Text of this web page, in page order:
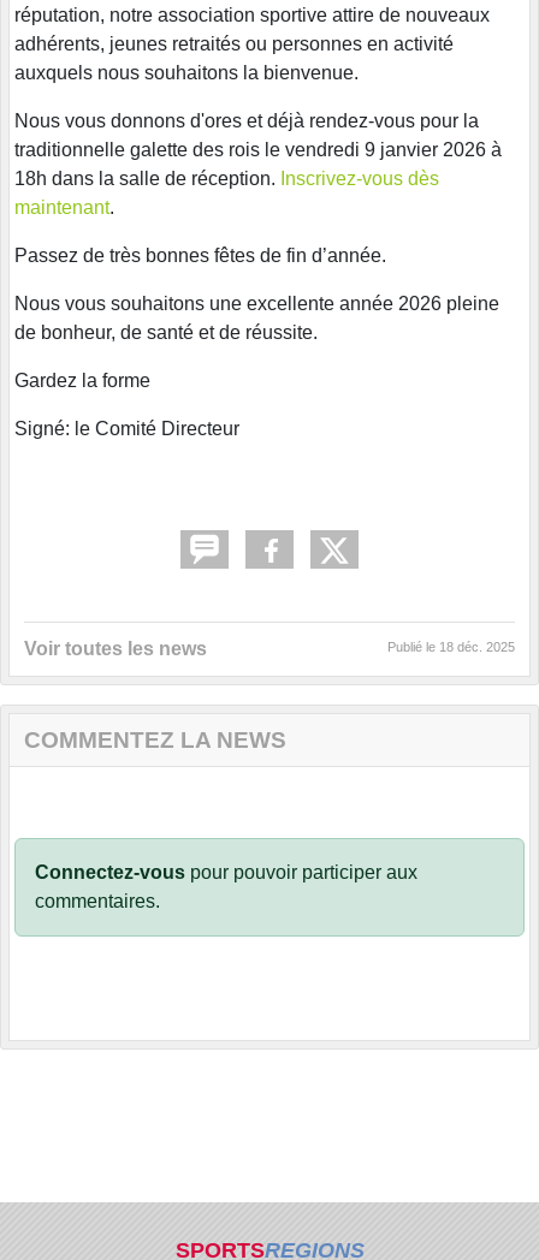
réputation, notre association sportive attire de nouveaux
adhérents, jeunes retraités ou personnes en activité
auxquels nous souhaitons la bienvenue.
Nous vous donnons d'ores et déjà rendez-vous pour la
traditionnelle galette des rois le vendredi 9 janvier 2026 à
18h dans la salle de réception. Inscrivez-vous dès
maintenant.
Passez de très bonnes fêtes de fin d’année.
Nous vous souhaitons une excellente année 2026 pleine
de bonheur, de santé et de réussite.
Gardez la forme
Signé: le Comité Directeur
Voir toutes les news Publié le 18 déc. 2025
COMMENTEZ LA NEWS
Connectez-vous pour pouvoir participer aux
commentaires.
SPORTSREGIONS